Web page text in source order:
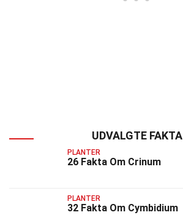
UDVALGTE FAKTA
PLANTER
26 Fakta Om Crinum
PLANTER
32 Fakta Om Cymbidium